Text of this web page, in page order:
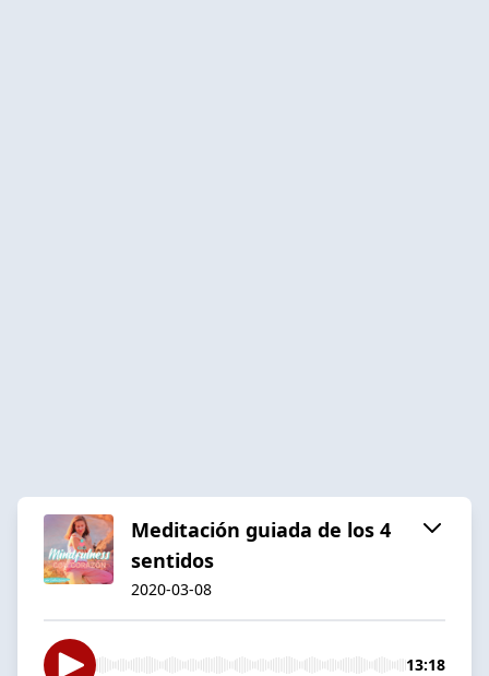
Meditación guiada de los 4
sentidos
2020-03-08
13:18